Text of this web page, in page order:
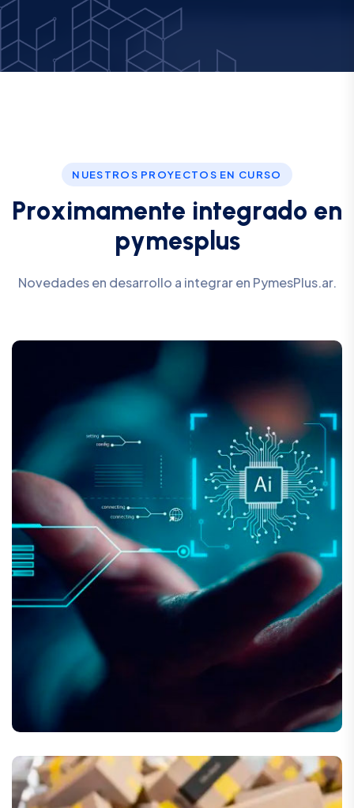
NUESTROS PROYECTOS EN CURSO
Proximamente integrado en
pymesp us
Novedades en desarrollo a integrar en PymesPlus.ar.